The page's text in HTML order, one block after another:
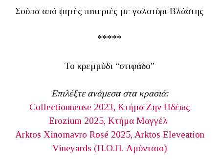
Σούπα από ψητές πιπεριές με γαλοτύρι Βλάστης
*****
Το κρεμμύδι “στιφάδο”
Επιλέξτε ανάμεσα στα κρασιά:
Collectionneuse 2023, Κτήμα Ζην Ηδέως
Erozium 2025, Κτήμα Μαγγέλ
Arktos Xinomavro Rosé 2025, Arktos Eleveation
Vineyards (Π.Ο.Π. Αμύνταιο)